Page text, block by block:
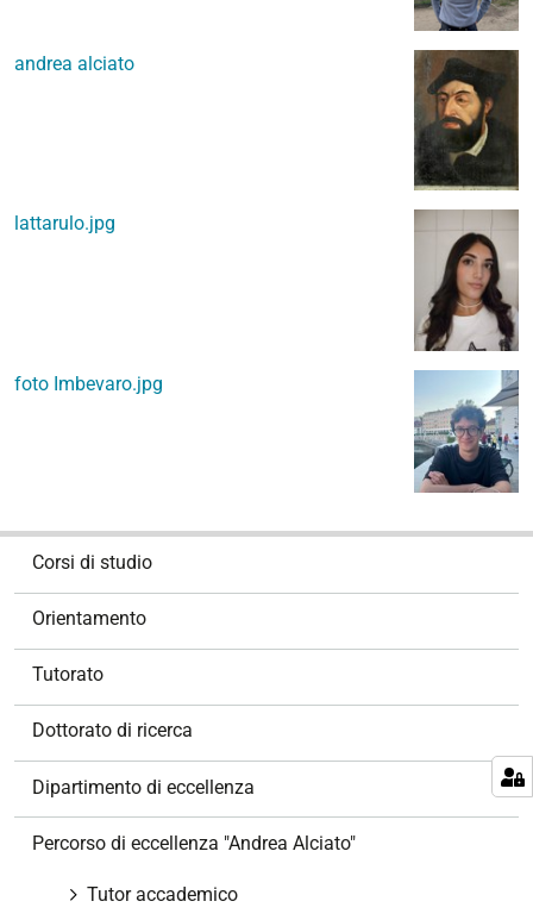
andrea alciato
lattarulo.jpg
foto Imbevaro.jpg
Corsi di studio
Orientamento
Tutorato
Dottorato di ricerca
Dipartimento di eccellenza
Percorso di eccellenza "Andrea Alciato"
Tutor accademico